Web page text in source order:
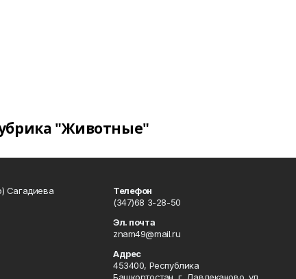
"Животные"
Сагадиева
Телефон
(347)68 3-28-50
Эл. почта
znam49@mail.ru
Адрес
453400, Республика